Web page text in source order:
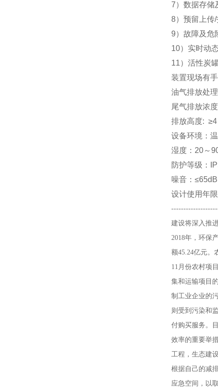
7）数据存储
8）预留上传
9）故障及危
10）实时动
11）活性炭
装置现场有
油气排放处
尾气排放浓
排放高度: ≥4
设备环境：
湿度： 20～
防护等级：
噪音： ≤65dB
设计使用年
建设将深入推
2018年，环保
额45.24亿元。
11月份农村项
集和运输项目
制工业企业的
则受到污染和
付购买服务。
效率的重要举
工程，生态建
根据自己的减
应急空间，以